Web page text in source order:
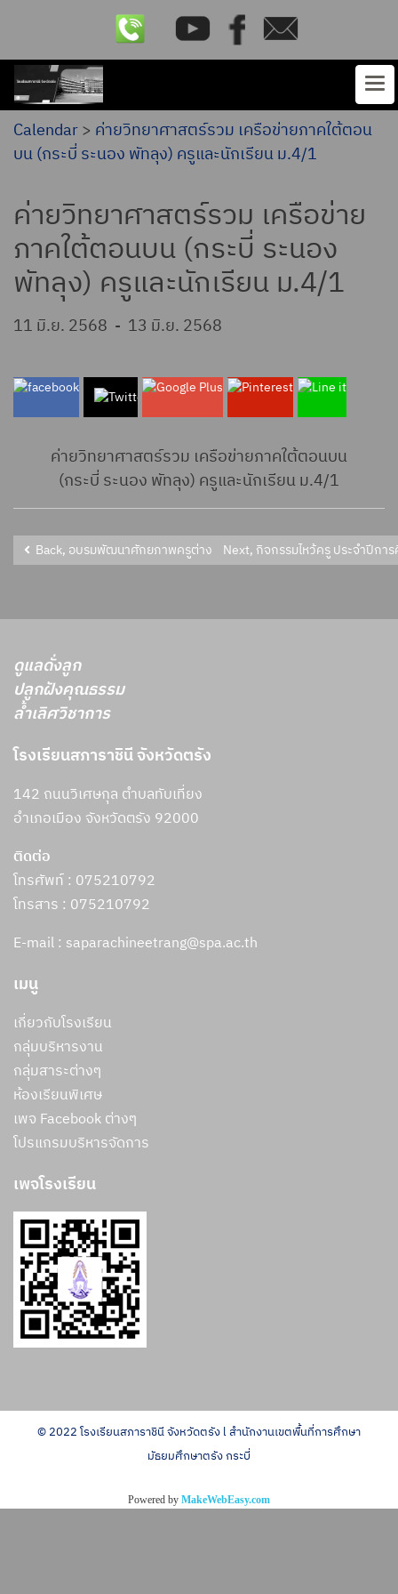
Calendar> ค่ายวิทยาศาสตร์รวม เครือข่ายภาคใต้ตอน
บน (กระบี่ ระนอง พัทลุง) ครูและนักเรียน ม.4/1
ค่ายวิทยาศาสตร์รวม เครือข่าย
ภาคใต้ตอนบน (กระบี่ ระนอง
พัทลุง) ครูและนักเรียน ม.4/1
11 มิ.ย. 2568 - 13 มิ.ย. 2568
ค่ายวิทยาศาสตร์รวม เครือข่ายภาคใต้ตอนบน
(กระบี่ ระนอง พัทลุง) ครูและนักเรียน ม.4/1
Back, อบรมพัฒนาศักยภาพครูต่างชาติโครงการ English Program
Next, กิจกรรมไหว้ครู ประจำปีก
ดูแลดั่งลูก
ปลูกฝังคุณธรรม
ล้ำเลิศวิชาการ
โรงเรียนสภาราชินี จังหวัดตรัง
142 ถนนวิเศษกุล ตำบลทับเที่ยง
อำเภอเมือง จังหวัดตรัง 92000
ติดต่อ
โทรศัพท์ : 075210792
โทรสาร : 075210792
E-mail : saparachineetrang@spa.ac.th
เมนู
เกี่ยวกับโรงเรียน
กลุ่มบริหารงาน
กลุ่มสาระต่างๆ
ห้องเรียนพิเศษ
เพจ Facebook ต่างๆ
โปรแกรมบริหารจัดการ
เพจโรงเรียน
© 2022 โรงเรียนสภาราชินี จังหวัดตรัง l สำนักงานเขตพื้นที่การศึกษา
มัธยมศึกษาตรัง กระบี่
Powered by MakeWebEasy.com